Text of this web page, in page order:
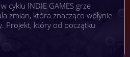
cyklu INDIE GAMES grze
zmian, która znacząco wpłynie
Projekt, który od początku